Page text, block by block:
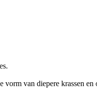
van diepere krassen en